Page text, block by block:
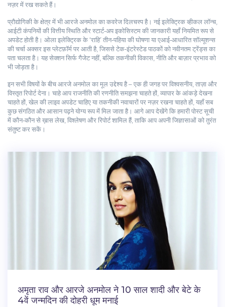
नज़र में रख सकते हैं।
प्रौद्योगिकी के क्षेत्र में भी आरजे अनमोल का कवरेज दिलचस्प है। नई इलेक्ट्रिक व्हीकल लॉन्च,
आईटी कंपनियों की वित्तीय स्थिति और स्टार्ट‑अप इकोसिस्टम की जानकारी यहाँ नियमित रूप से
अपडेट होती है। ओला इलेक्ट्रिक के ‘राहि’ तीन‑पहिया की घोषणा या एआई‑आधारित सॉल्यूशन्स
की चर्चा अक्सर इस प्लेटफ़ॉर्म पर आती है, जिससे टेक‑इंटरेस्टेड पाठकों को नवीनतम ट्रेंड्स का
पता चलता है। यह सेक्शन सिर्फ गैजेट नहीं, बल्कि तकनीकी विकास, नीति और बाज़ार प्रभाव को
भी जोड़ता है।
इन सभी विषयों के बीच आरजे अनमोल का मूल उद्देश्य है – एक ही जगह पर विश्वसनीय, ताज़ा और
विस्तृत रिपोर्ट देना। चाहे आप राजनीति की रणनीति समझना चाहते हों, व्यापार के आंकड़े देखना
चाहते हों, खेल की लाइव अपडेट चाहिए या तकनीकी नवाचारों पर नज़र रखना चाहते हों, यहाँ सब
कुछ संगठित और आसान पढ़ने योग्य रूप में मिल जाता है। आगे आप देखेंगे कि हमारी पोस्ट सूची
में कौन‑कौन से ख़ास लेख, विश्लेषण और रिपोर्ट शामिल हैं, ताकि आप अपनी जिज्ञासाओं को तुरंत
संतुष्ट कर सकें।
अमृता राव और आरजे अनमोल ने 10 साल शादी और बेटे के
4वें जन्मदिन की दोहरी धूम मनाई